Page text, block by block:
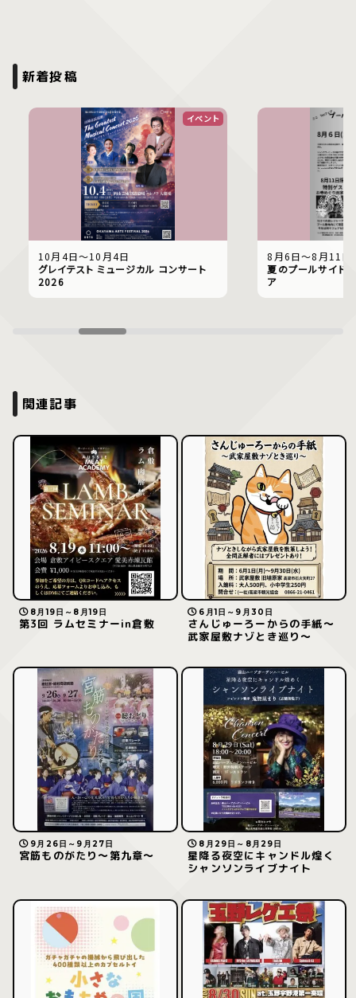
新着投稿
イベント
10月4日〜10月4日
グレイテスト ミュージカル コンサート
2026
8月6日〜8月11日
夏のプールサイド
ア
関連記事
8月19日～8月19日
第3回 ラムセミナーin倉敷
6月1日～9月30日
さんじゅーろーからの手紙〜
武家屋敷ナゾとき巡り〜
9月26日～9月27日
宮筋ものがたり〜第九章〜
8月29日～8月29日
星降る夜空にキャンドル煌く
シャンソンライブナイト